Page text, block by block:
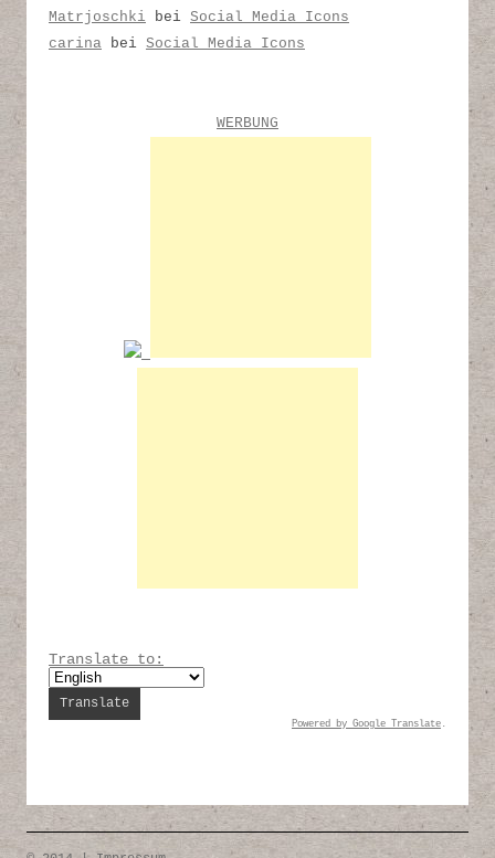
Matrjoschki bei Social Media Icons
carina bei Social Media Icons
WERBUNG
Translate to:
Powered by Google Translate .